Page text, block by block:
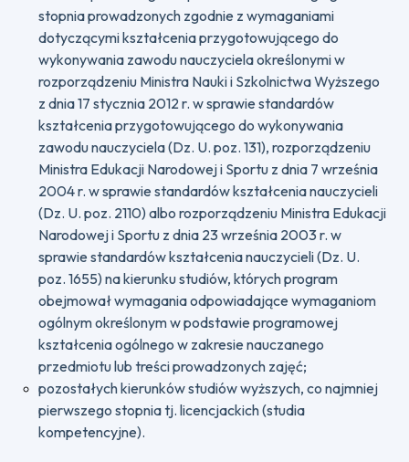
stopnia prowadzonych zgodnie z wymaganiami
dotyczącymi kształcenia przygotowującego do
wykonywania zawodu nauczyciela określonymi w
rozporządzeniu Ministra Nauki i Szkolnictwa Wyższego
z dnia 17 stycznia 2012 r. w sprawie standardów
kształcenia przygotowującego do wykonywania
zawodu nauczyciela (Dz. U. poz. 131), rozporządzeniu
Ministra Edukacji Narodowej i Sportu z dnia 7 września
2004 r. w sprawie standardów kształcenia nauczycieli
(Dz. U. poz. 2110) albo rozporządzeniu Ministra Edukacji
Narodowej i Sportu z dnia 23 września 2003 r. w
sprawie standardów kształcenia nauczycieli (Dz. U.
poz. 1655) na kierunku studiów, których program
obejmował wymagania odpowiadające wymaganiom
ogólnym określonym w podstawie programowej
kształcenia ogólnego w zakresie nauczanego
przedmiotu lub treści prowadzonych zajęć;
pozostałych kierunków studiów wyższych, co najmniej
pierwszego stopnia tj. licencjackich (studia
kompetencyjne).